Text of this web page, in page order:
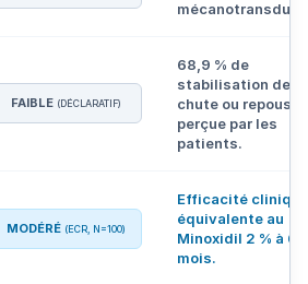
FAIBLE (DÉCLARATIF)
68,9 % de
stabilisation de la
chute ou
perçue par les
patients.
MODÉRÉ (ECR, N=100)
Efficacité
équivalente au
Minoxidil 2 % à 6
mois.